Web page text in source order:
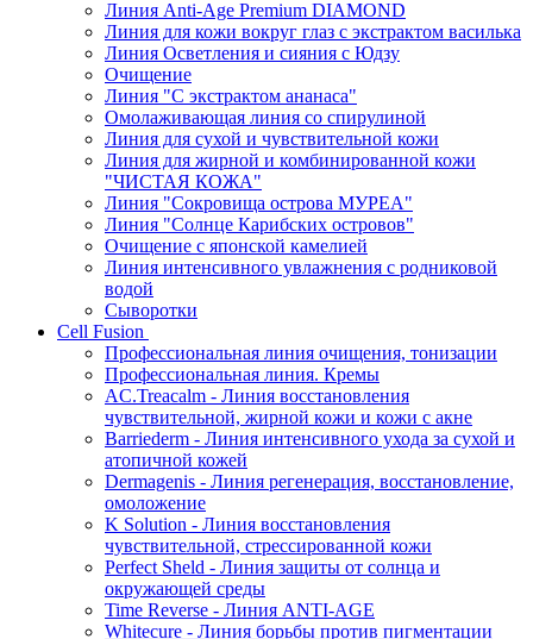
Линия Anti-Age Premium DIAMOND
Линия для кожи вокруг глаз с экстрактом василька
Линия Осветления и сияния с Юдзу
Очищение
Линия "С экстрактом ананаса"
Омолаживающая линия со спирулиной
Линия для сухой и чувствительной кожи
Линия для жирной и комбинированной кожи
"ЧИСТАЯ КОЖА"
Линия "Сокровища острова МУРЕА"
Линия "Солнце Карибских островов"
Очищение с японской камелией
Линия интенсивного увлажнения с родниковой
водой
Сыворотки
Cell Fusion
Профессиональная линия очищения, тонизации
Профессиональная линия. Кремы
AC.Treacalm - Линия восстановления
чувствительной, жирной кожи и кожи с акне
Barriederm - Линия интенсивного ухода за сухой и
атопичной кожей
Dermagenis - Линия регенерация, восстановление,
омоложение
K Solution - Линия восстановления
чувствительной, стрессированной кожи
Perfect Sheld - Линия защиты от солнца и
окружающей среды
Time Reverse - Линия ANTI-AGE
Whitecure - Линия борьбы против пигментации